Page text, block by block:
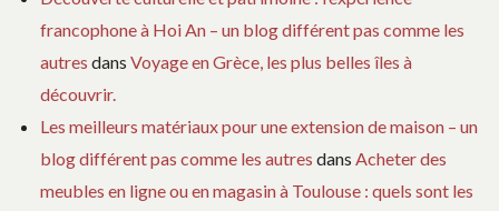
francophone à Hoi An – un blog différent pas comme les
autres dans Voyage en Grèce, les plus belles îles à
découvrir.
Les meilleurs matériaux pour une extension de maison – un
blog différent pas comme les autres dans Acheter des
meubles en ligne ou en magasin à Toulouse : quels sont les